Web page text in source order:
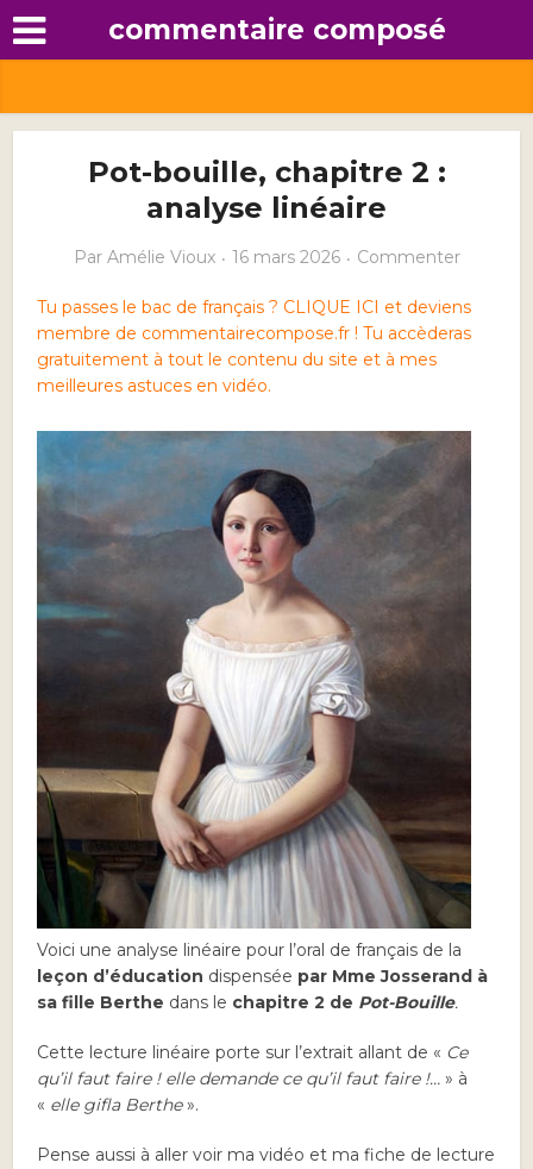
commentaire composé
Pot-bouille, chapitre 2 :
analyse linéaire
Par Amélie Vioux 16 mars 2026 Commenter
Tu passes le bac de français ? CLIQUE ICI et deviens
membre de commentairecompose.fr ! Tu accèderas
gratuitement à tout le contenu du site et à mes
meilleures astuces en vidéo.
Voici une analyse linéaire pour l’oral de français de la
leçon d’éducation dispensée par Mme Josserand à
sa fille Berthe dans le chapitre 2 de Pot-Bouille.
Cette lecture linéaire porte sur l’extrait allant de « Ce
qu’il faut faire ! elle demande ce qu’il faut faire !… » à
« elle gifla Berthe».
Pense aussi à aller voir ma vidéo et ma fiche de lecture